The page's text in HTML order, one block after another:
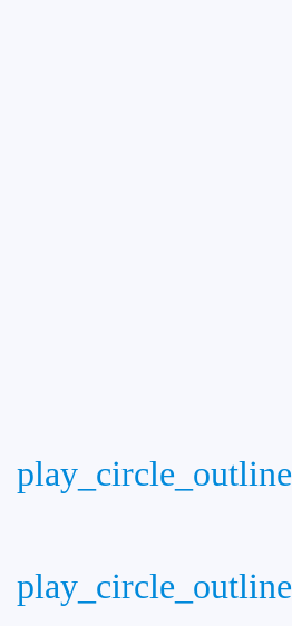
play_circle_outline
play_circle_outline